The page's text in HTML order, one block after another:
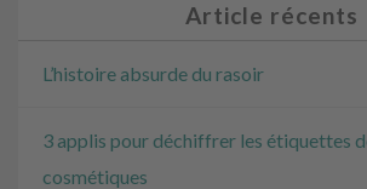
Article récents
L’histoire absurde du rasoir
3 applis pour déchiffrer les étiquettes
cosmétiques